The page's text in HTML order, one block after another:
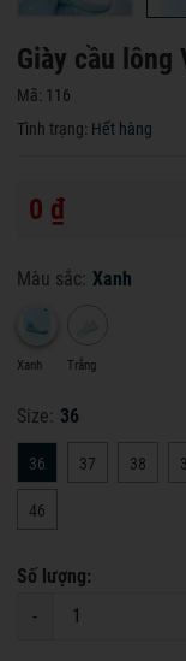
Giày cầu lông
Mã: 116
Tình trạng: Hết hàng
0 ₫
Màu sắc: Xanh
Xanh Trắng
Size: 36
36 37 38
46
Số lượng:
-